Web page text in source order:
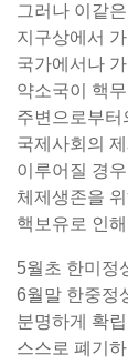
그러나 이같
지구상에서
국가에서나
약소국이 핵
주변으로부터
국제사회의
이루어질 경
체제생존을
핵보유로 인
5월초 한미정
6월말 한중정
분명하게 확
스스로 폐기